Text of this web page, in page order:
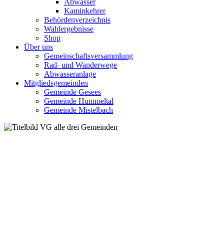
Abwasser
Kaminkehrer
Behördenverzeichnis
Wahlergebnisse
Shop
Über uns
Gemeinschaftsversammlung
Rad- und Wanderwege
Abwasseranlage
Mitgliedsgemeinden
Gemeinde Gesees
Gemeinde Hummeltal
Gemeinde Mistelbach